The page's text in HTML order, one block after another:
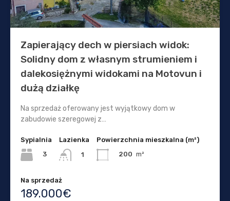
Zapierający dech w piersiach widok:
Solidny dom z własnym strumieniem i
dalekosiężnymi widokami na Motovun i
dużą działkę
Na sprzedaż oferowany jest wyjątkowy dom w
zabudowie szeregowej z…
Sypialnia
3
Lazienka
1
Powierzchnia mieszkalna (m²)
200 m²
Na sprzedaż
189.000€